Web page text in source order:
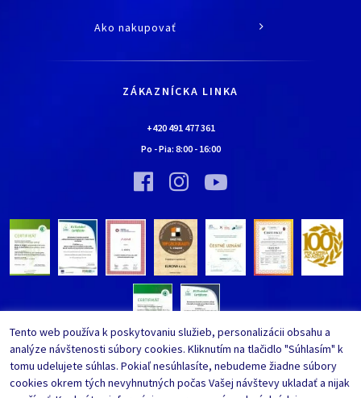
O spoločnosti
Kontaktné údaje
Bolo nebolo…
Vínna pivnica EURONA by Cerny
Bolo nebolo…
Ako nakupovať
Všetko o nákupe
Najčastejšie kladené otázky
Upraviť nastavenia ochrany
ZÁKAZNÍCKA LINKA
+420 491 477 361
Po - Pia: 8:00- 16:00
Tento web používa k poskytovaniu služieb, personalizácii obsahu a
analýze návštenosti súbory cookies. Kliknutím na tlačidlo "Súhlasím" k
tomu udelujete súhlas. Pokiaľ nesúhlasíte, nebudeme žiadne súbory
cookies okrem tých nevyhnutných počas Vašej návštevy ukladať a nijak